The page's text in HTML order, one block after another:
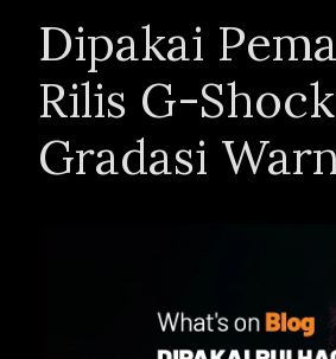
Dipakai
Rilis G-
Gradasi